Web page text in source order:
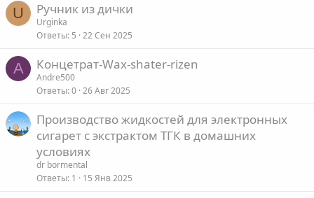
U Ручник из дички
Urginka
Ответы 5 22 Сен 2025
A Концетрат-Wax-shater-rizen
Andre500
Ответы 0 26 Авг 2025
Производство жидкостей для электронных
сигарет с экстрактом ТГК в домашних
условиях
dr bormental
Ответы 1 15 Янв 2025